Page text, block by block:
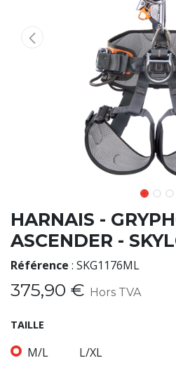
HARNAIS -
ASCENDER -
Référence : SKG1176ML
375,90 € Hors TVA
TAILLE
M/L L/XL